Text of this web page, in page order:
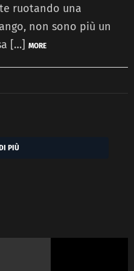
ruotando una
non sono più un
[…] MORE
PIÙ